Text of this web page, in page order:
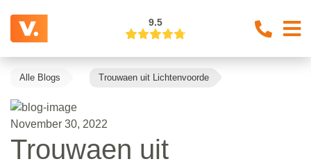
9.5
Alle Blogs Trouwaen uit Lichtenvoorde
November 30, 2022
Trouwaen uit